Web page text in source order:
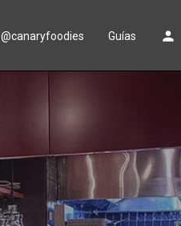
@canaryfoodies Guías